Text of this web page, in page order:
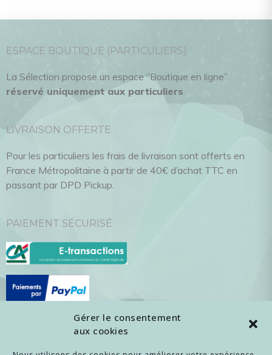
Gérer le consentement
aux cookies
ESPACE BOUTIQUE (PARTICULIERS)
La Sélection propose un espace “Boutique en ligne”
réservé uniquement aux particuliers.
LIVRAISON OFFERTE
Pour les particuliers les frais de livraison sont offerts en
France Métropolitaine à partir de 40€ d’achat TTC en
passant par DPD Pickup.
PAIEMENT SÉCURISÉ